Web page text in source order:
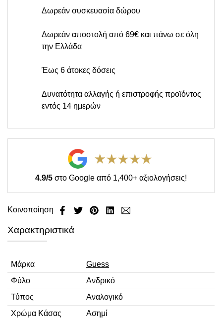
Δωρεάν συσκευασία δώρου
Δωρεάν αποστολή από 69€ και πάνω σε όλη
την Ελλάδα
Έως 6 άτοκες δόσεις
Δυνατότητα αλλαγής ή επιστροφής προϊόντος
εντός 14 ημερών
4.9/5 στο Google από 1,400+ αξιολογήσεις!
Κοινοποίηση
Χαρακτηριστικά
Μάρκα
Guess
Φύλο
Ανδρικό
Τύπος
Αναλογικό
Χρώμα Κάσας
Ασημί